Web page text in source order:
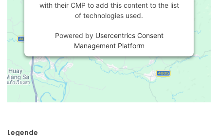
with their CMP to add this content to the list
of technologies used.
Powered by Usercentrics Consent
Management Platform
Legende